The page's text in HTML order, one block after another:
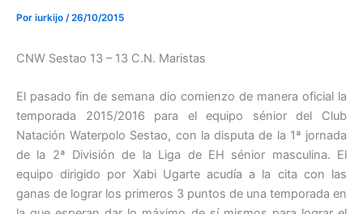
Por iurkijo /26/10/2015
CNW Sestao 13 – 13 C.N. Maristas
El pasado fin de semana dio comienzo de manera oficial la
temporada 2015/2016 para el equipo sénior del Club
Natación Waterpolo Sestao, con la disputa de la 1ª jornada
de la 2ª División de la Liga de EH sénior masculina. El
equipo dirigido por Xabi Ugarte acudía a la cita con las
ganas de lograr los primeros 3 puntos de una temporada en